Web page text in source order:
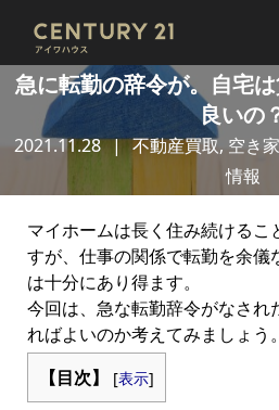
急に転勤の辞令が。自宅
良いの
2021.11.28 不動産買取, 空き
情報
マイホームは長く住み続けるこ
すが、仕事の関係で転勤を余儀
は十分にあり得ます。
今回は、急な転勤辞令がなされ
ればよいのか考えてみましょう。
【目次】
[表示]